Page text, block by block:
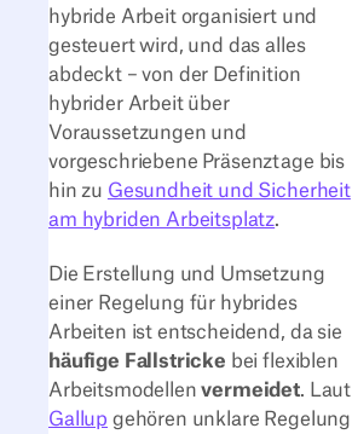
hybride Arbeit organisiert und
gesteuert wird, und das alles
abdeckt – von der Definition
hybrider Arbeit über
Voraussetzungen und
vorgeschriebene Präsenztage bis
hin zu Gesundheit und Sicherheit
am hybriden Arbeitsplatz.
Die Erstellung und Umsetzung
einer Regelung für hybrides
Arbeiten ist entscheidend, da sie
häufige Fallstricke bei flexiblen
Arbeitsmodellenvermeidet. Laut
Gallup gehören unklare Regelung